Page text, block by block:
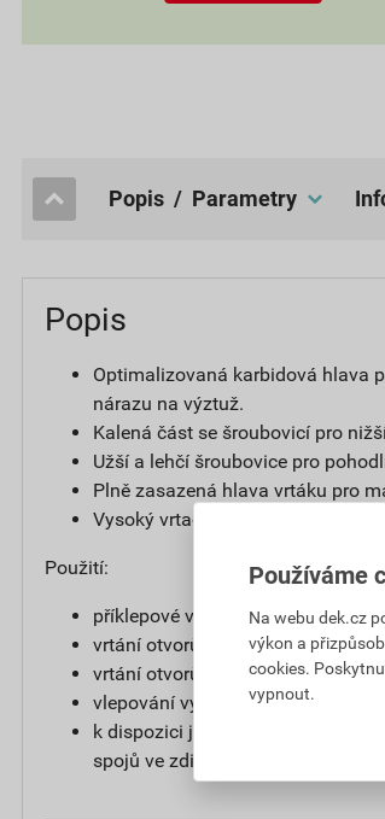
popis / Parametry
Popis
Optimalizovaná karbidová hlava
nárazu na výztuž.
Kalená část se šroubovicí pro
Užší a lehčí šroubovice pro
Plně zasazená hlava vrtáku pro
Vysoký vrtací výkon a menší
Použití:
příklepové vrtání do
vrtání otvorů pro všechny
vrtání otvorů pro všechny
vlepování výztuží pomocí
k dispozici jsou extra dlouhé
spojů ve zdivu a betonu proti
Používáme
Na webu dek.cz
výkon a
cookies.
vypnout.